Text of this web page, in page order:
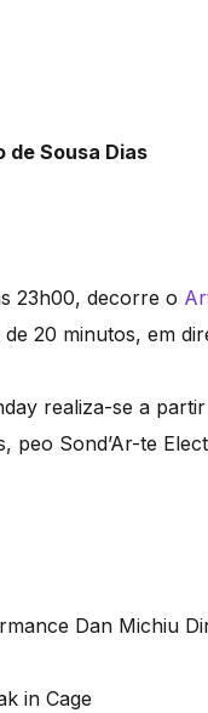
de Sousa Dias
23h00, decorre o
20 minutos, em
realiza-se a
peo Sond’Ar-te
Dan Michiu
in Cage